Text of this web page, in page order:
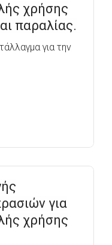
χρήσης
παραλίας.
για την
για
χρήσης